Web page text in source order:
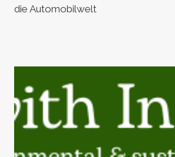
die Automobilwelt